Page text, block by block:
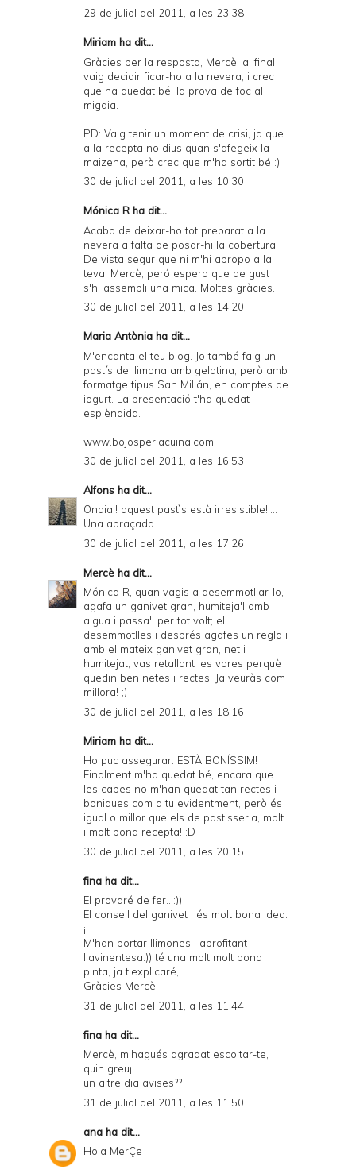
29 de juliol del 2011, a les 23:38
Miriam ha dit...
Gràcies per la resposta, Mercè, al final
vaig decidir ficar-ho a la nevera, i crec
que ha quedat bé, la prova de foc al
migdia.
PD: Vaig tenir un moment de crisi, ja que
a la recepta no dius quan s'afegeix la
maizena, però crec que m'ha sortit bé :)
30 de juliol del 2011, a les 10:30
Mónica R ha dit...
Acabo de deixar-ho tot preparat a la
nevera a falta de posar-hi la cobertura.
De vista segur que ni m'hi apropo a la
teva, Mercè, peró espero que de gust
s'hi assembli una mica. Moltes gràcies.
30 de juliol del 2011, a les 14:20
Maria Antònia ha dit...
M'encanta el teu blog. Jo també faig un
pastís de llimona amb gelatina, però amb
formatge tipus San Millán, en comptes de
iogurt. La presentació t'ha quedat
esplèndida.
www.bojosperlacuina.com
30 de juliol del 2011, a les 16:53
Alfons ha dit...
Ondia!! aquest pastìs està irresistible!!...
Una abraçada
30 de juliol del 2011, a les 17:26
Mercè ha dit...
Mónica R, quan vagis a desemmotllar-lo,
agafa un ganivet gran, humiteja'l amb
aigua i passa'l per tot volt; el
desemmotlles i després agafes un regla i
amb el mateix ganivet gran, net i
humitejat, vas retallant les vores perquè
quedin ben netes i rectes. Ja veuràs com
millora! ;)
30 de juliol del 2011, a les 18:16
Miriam ha dit...
Ho puc assegurar: ESTÀ BONÍSSIM!
Finalment m'ha quedat bé, encara que
les capes no m'han quedat tan rectes i
boniques com a tu evidentment, però és
igual o millor que els de pastisseria, molt
i molt bona recepta! :D
30 de juliol del 2011, a les 20:15
fina ha dit...
El provaré de fer...:))
El consell del ganivet , és molt bona idea.
¡¡
M'han portar llimones i aprofitant
l'avinentesa:)) té una molt molt bona
pinta, ja t'explicaré,..
Gràcies Mercè
31 de juliol del 2011, a les 11:44
fina ha dit...
Mercè, m'hagués agradat escoltar-te,
quin greu¡¡
un altre dia avises??
31 de juliol del 2011, a les 11:50
ana ha dit...
Hola MerÇe